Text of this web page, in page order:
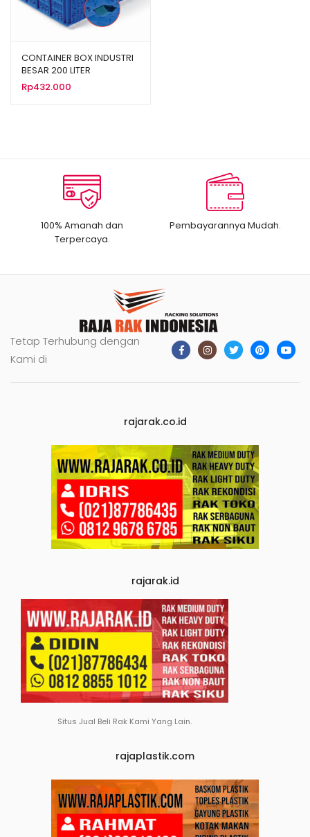
CONTAINER BOX INDUSTRI
BESAR 200 LITER
BERLUBANG RODA HANATA
3001 UKURAN 80 x 60 x 45
Rp432.000
100% Amanah dan
Terpercaya.
Pembayarannya Mudah.
Tetap Terhubung dengan
Kami di
rajarak.co.id
rajarak.id
Situs Jual Beli Rak Kami Yang Lain.
rajaplastik.com